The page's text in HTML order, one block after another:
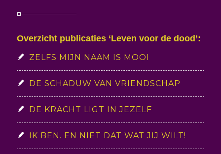
Overzicht publicaties ‘Leven voor de dood’:
ZELFS MIJN NAAM IS MOOI
DE SCHADUW VAN VRIENDSCHAP
DE KRACHT LIGT IN JEZELF
IK BEN. EN NIET DAT WAT JIJ WILT!